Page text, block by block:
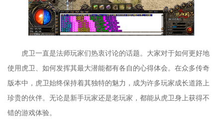
虎卫一直是法师玩家们热衷讨论的话题。大家对于如何更好地
使用虎卫、如何发挥其最大潜能都有各自的心得体会。在众多传奇
版本中，虎卫始终保持着其独特的魅力，成为许多玩家成长道路上
珍贵的伙伴。无论是新手玩家还是老玩家，都能从虎卫身上获得不
错的游戏体验。